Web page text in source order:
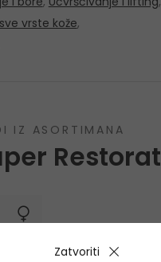
vrste kože,
IZ ASORTIMANA
Zatvoriti